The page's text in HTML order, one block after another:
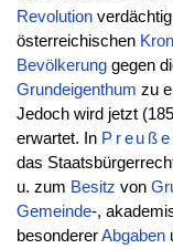
Revolutionverdächtig
österreichischen
Bevölkerunggegen
Grundeigenthum zu
Jedoch wird jetzt
erwartet. In
das
u. zum Besitz von
Gemeinde-,
besondererAbgaben